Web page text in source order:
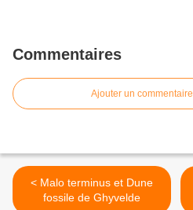
Commentaires
Ajouter un commentaire
< Malo terminus et Dune
fossile de Ghyvelde